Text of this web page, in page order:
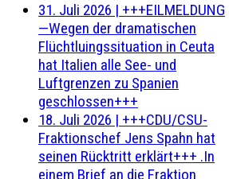
31. Juli 2026 | +++EILMELDUNG
—Wegen der dramatischen
Flüchtluingssituation in Ceuta
hat Italien alle See- und
Luftgrenzen zu Spanien
geschlossen+++
18. Juli 2026 | +++CDU/CSU-
Fraktionschef Jens Spahn hat
seinen Rücktritt erklärt+++ .In
einem Brief an die Fraktion